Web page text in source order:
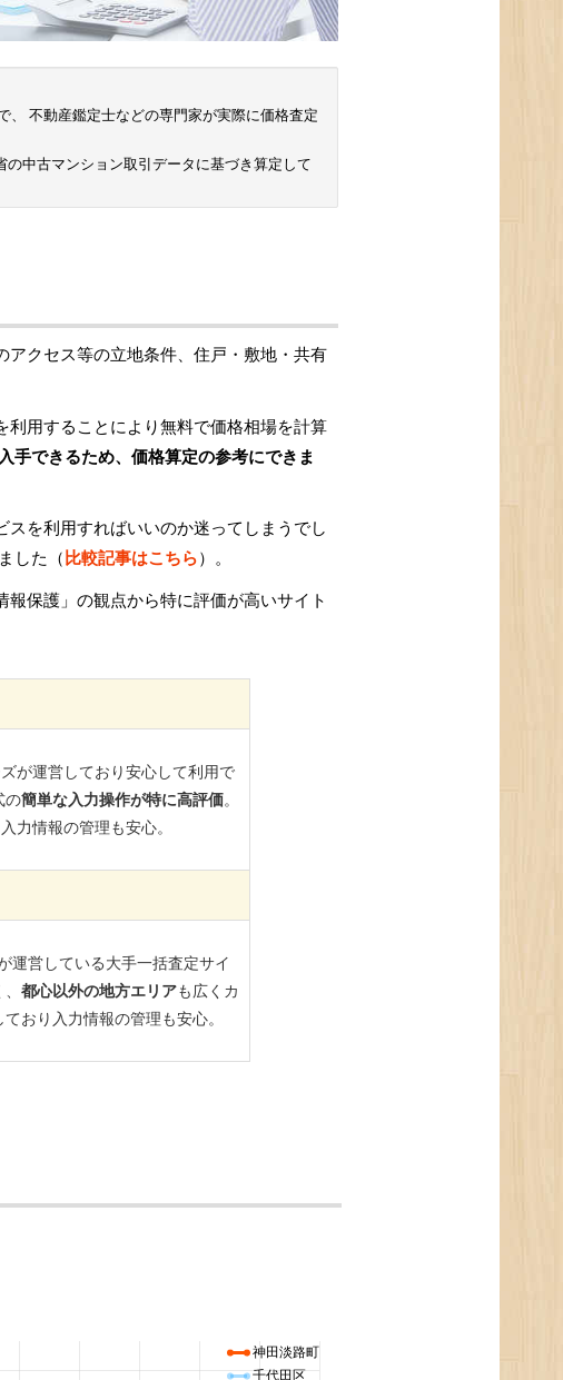
、 不動産鑑定士などの専門家が実際に価格査定
の中古マンション取引データに基づき算定して
クセス等の立地条件、住戸・敷地・共有
利用することにより無料で価格相場を計算
手できるため、価格算定の参考にできま
を利用すればいいのか迷ってしまうでし
した（比較記事はこちら）。
保護」の観点から特に評価が高いサイト
神田淡路町
千代田区